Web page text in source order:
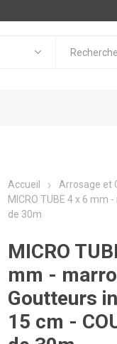
Accueil Arrosage et
MICRO TUBE 4 x 6 mm
de 30m
MICRO
mm -
Goutteurs
15 cm -